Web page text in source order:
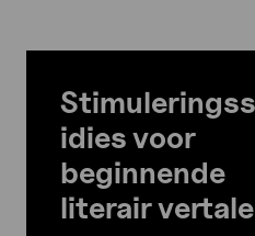
idies voor
beginnende
literair